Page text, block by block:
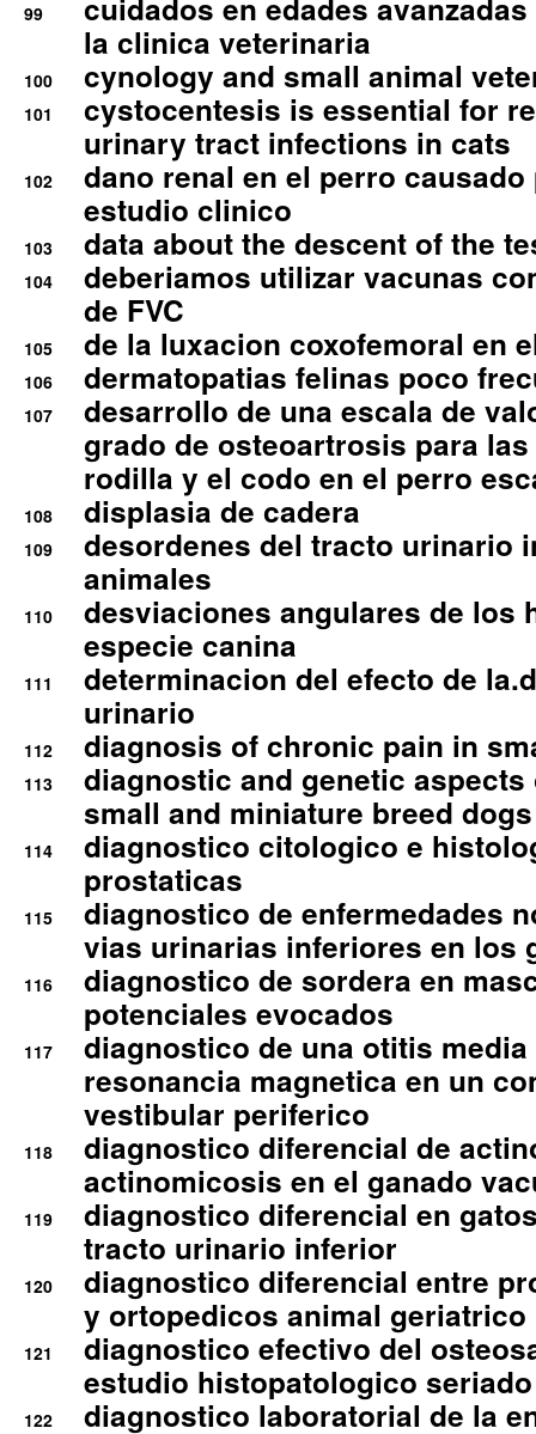
99
cuidados en edades
la clinica veterinaria
100 cynology and small animal
101
cystocentesis is essential for
urinary tract infections in cats
102
dano renal en el perro
estudio clinico
103 data about the descent of the
104
deberiamos utilizar vacunas
de FVC
105 de la luxacion coxofemoral en
106 dermatopatias felinas poco
107
desarrollo de una escala de
grado de osteoartrosis para
rodilla y el codo en el perro
108 displasia de cadera
109
desordenes del tracto urinario
animales
110
desviaciones angulares de los
especie canina
111
determinacion del efecto de
urinario
112 diagnosis of chronic pain in
113
diagnostic and genetic
small and miniature breed
114
diagnostico citologico e
prostaticas
115
diagnostico de enfermedades
vias urinarias inferiores en los
116
diagnostico de sordera en
potenciales evocados
117
diagnostico de una otitis
resonancia magnetica en un
vestibular periferico
118
diagnostico diferencial de
actinomicosis en el ganado
119
diagnostico diferencial en
tracto urinario inferior
120
diagnostico diferencial entre
y ortopedicos animal geriatrico
121
diagnostico efectivo del
estudio histopatologico seriado
122
diagnostico laboratorial de la